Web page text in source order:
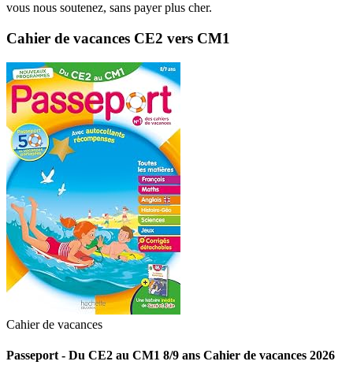
vous nous soutenez, sans payer plus cher.
Cahier de vacances CE2 vers CM1
Cahier de vacances
Passeport - Du CE2 au CM1 8/9 ans Cahier de vacances 2026